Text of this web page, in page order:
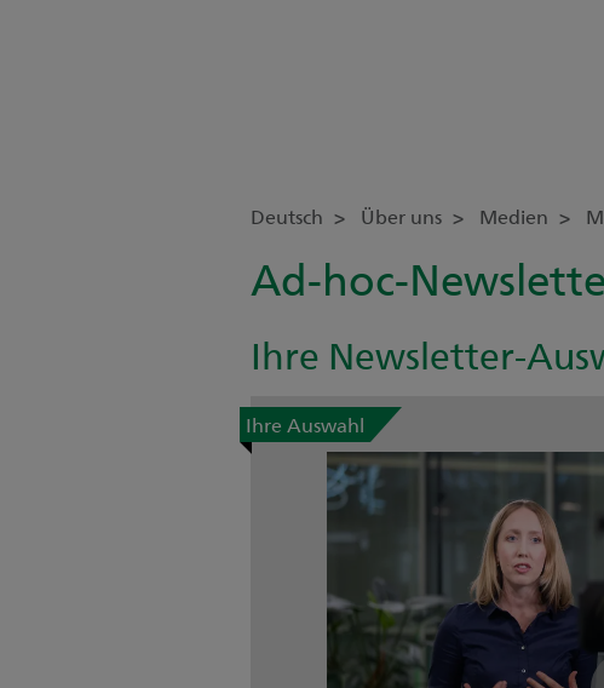
Deutsch Über uns Medien
Ad-hoc-
Ihre Newsletter-
Ihre Auswahl